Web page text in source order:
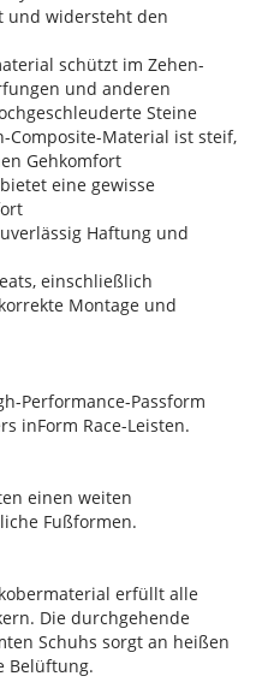
und widersteht den
schützt im Zehen-
und anderen
Steine
Composite-Material ist steif,
Gehkomfort
eine gewisse
Haftung und
einschließlich
Montage und
Performance-Passform
inForm Race-Leisten.
einen weiten
Fußformen.
erfüllt alle
Die durchgehende
Schuhs sorgt an heißen
Belüftung.